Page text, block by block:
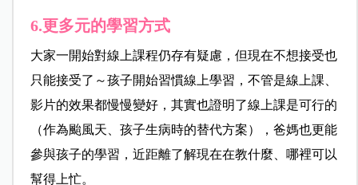
6.更多元的學習方式
大家一開始對線上課程仍存有疑慮，但現在不想接受也
只能接受了～孩子開始習慣線上學習，不管是線上課、
影片的效果都慢慢變好，其實也證明了線上課是可行的
（作為颱風天、孩子生病時的替代方案），爸媽也更能
參與孩子的學習，近距離了解現在在教什麼、哪裡可以
幫得上忙。